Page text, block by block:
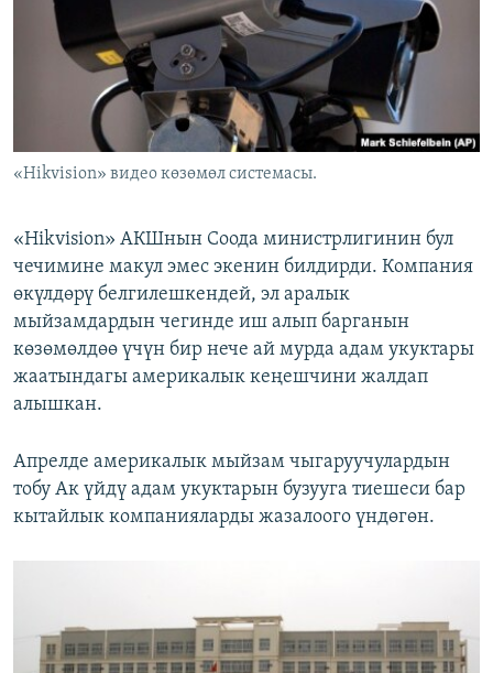
«Hikvision» видео көзөмөл системасы.
«Hikvision» АКШнын Соода министрлигинин бул
чечимине макул эмес экенин билдирди. Компания
өкүлдөрү белгилешкендей, эл аралык
мыйзамдардын чегинде иш алып барганын
көзөмөлдөө үчүн бир нече ай мурда адам укуктары
жаатындагы америкалык кеңешчини жалдап
алышкан.
Апрелде америкалык мыйзам чыгаруучулардын
тобу Ак үйдү адам укуктарын бузууга тиешеси бар
кытайлык компанияларды жазалоого үндөгөн.